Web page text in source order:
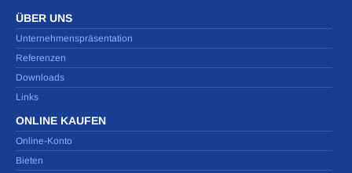
ÜBER UNS
Unternehmenspräsentation
Referenzen
Downloads
Links
ONLINE KAUFEN
Online-Konto
Bieten